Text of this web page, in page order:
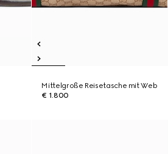
Mittelgroße Reisetasche mit Web
€ 1.800